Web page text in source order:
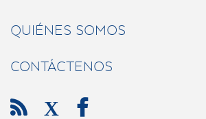
QUIÉNES SOMOS
CONTÁCTENOS
 X 